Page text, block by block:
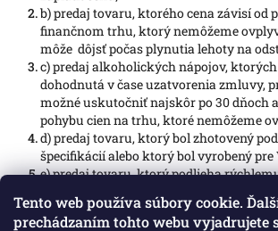
Tento web používa súbory cookie.
prechádzaním tohto webu vyjadrujete
b)predaj tovaru, ktorého cena závisí od
finančnom trhu, ktorý nemôžeme
môže dôjsť počas plynutia lehoty na
c)predaj alkoholických nápojov, ktorých
dohodnutá v čase uzatvorenia zmluvy,
možné uskutočniť najskôr po 30 dňoch
pohybu cien na trhu, ktoré nemôžeme
d)predaj tovaru, ktorý bol zhotovený
špecifikácií alebo ktorý bol vyrobený pre
e)predaj tovaru, ktorý podlieha
alebo skaze a tovar, ktorý bol po dodaní
zmiešaný s iným;
f)predaj tovaru uzavretého v